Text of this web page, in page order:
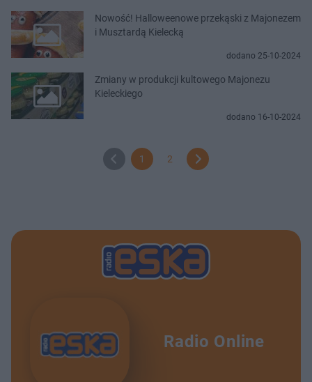
Nowość! Halloweenowe przekąski z Majonezem
i Musztardą Kielecką
dodano 25-10-2024
Zmiany w produkcji kultowego Majonezu
Kieleckiego
dodano 16-10-2024
1 2
Radio Online